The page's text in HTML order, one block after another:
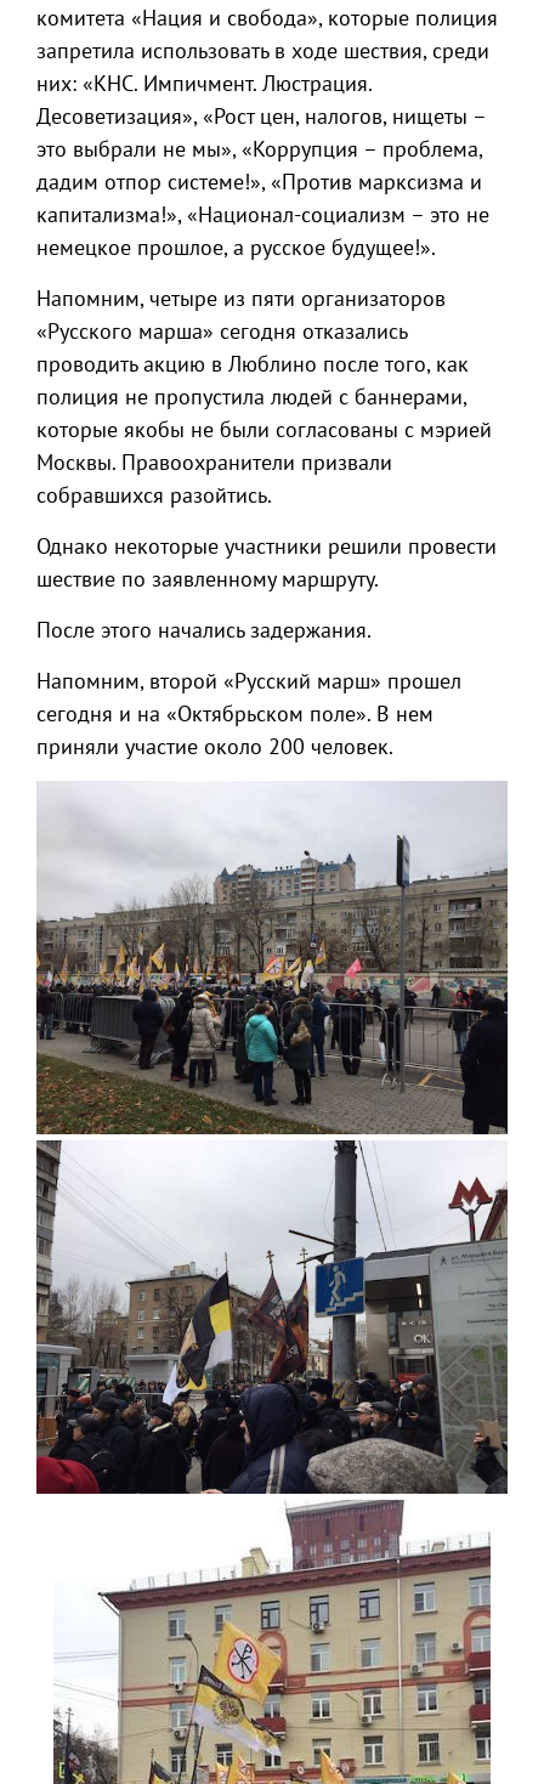
комитета «Нация и свобода», которые полиция
запретила использовать в ходе шествия, среди
них: «КНС. Импичмент. Люстрация.
Десоветизация», «Рост цен, налогов, нищеты –
это выбрали не мы», «Коррупция – проблема,
дадим отпор системе!», «Против марксизма и
капитализма!», «Национал-социализм – это не
немецкое прошлое, а русское будущее!».
Напомним, четыре из пяти организаторов
«Русского марша» сегодня отказались
проводить акцию в Люблино после того, как
полиция не пропустила людей с баннерами,
которые якобы не были согласованы с мэрией
Москвы. Правоохранители призвали
собравшихся разойтись.
Однако некоторые участники решили провести
шествие по заявленному маршруту.
После этого начались задержания.
Напомним, второй «Русский марш» прошел
сегодня и на «Октябрьском поле». В нем
приняли участие около 200 человек.